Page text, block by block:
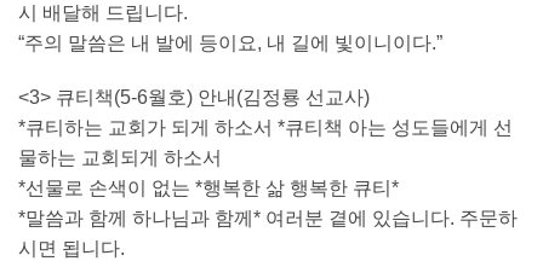
시 배달해 드립니다.
“주의 말씀은 내 발에 등이요, 내 길에 빛이니이다.”
<3> 큐티책(5-6월호) 안내(김정룡 선교사)
*큐티하는 교회가 되게 하소서 *큐티책 아는 성도들에게 선
물하는 교회되게 하소서
*선물로 손색이 없는 *행복한 삶 행복한 큐티*
*말씀과 함께 하나님과 함께* 여러분 곁에 있습니다. 주문하
시면 됩니다.